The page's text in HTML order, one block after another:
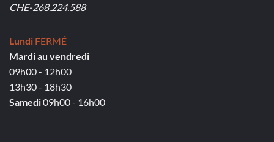
CHE-268.224.588
Lundi FERMÉ
Mardi au vendredi
09h00 - 12h00
13h30 - 18h30
Samedi09h00 - 16h00